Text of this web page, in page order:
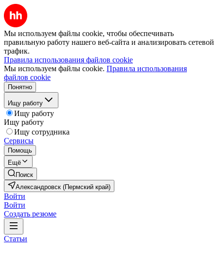
Мы используем файлы cookie, чтобы обеспечивать
правильную работу нашего веб-сайта и анализировать сетевой
трафик.
Правила использования файлов cookie
Мы используем файлы cookie. Правила использования
файлов cookie
Понятно
Ищу работу
Ищу работу
Ищу работу
Ищу сотрудника
Сервисы
Помощь
Ещё
Поиск
Александровск (Пермский край)
Войти
Войти
Создать резюме
Статьи